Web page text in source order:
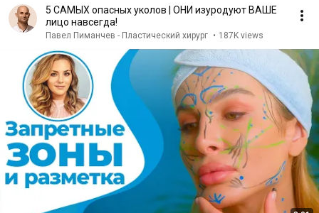
5 САМЫХ опасных уколов | ОНИ изуродуют ВАШЕ
лицо навсегда!
Павел Пиманчев - Пластический хирург • 187K views